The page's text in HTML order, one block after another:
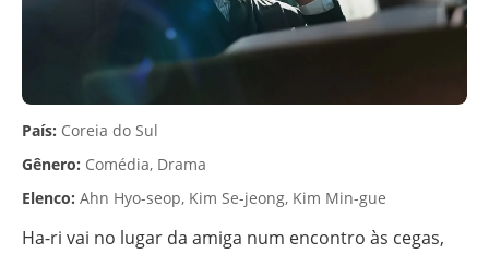
País: Coreia do Sul
Gênero: Comédia, Drama
Elenco: Ahn Hyo-seop, Kim Se-jeong, Kim Min-gue
Ha-ri vai no lugar da amiga num encontro às cegas,